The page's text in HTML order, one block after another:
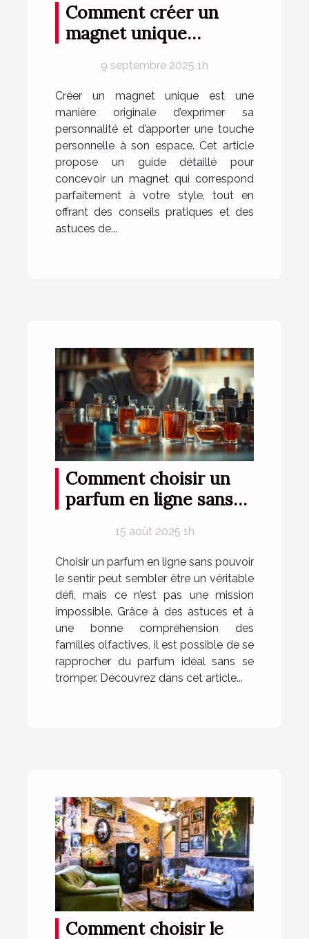
Comment créer un
magnet unique
votre style ?
9 septembre 2025 1h
Créer un magnet unique est une
manière originale d’exprimer sa
personnalité et d’apporter une touche
personnelle à son espace. Cet article
propose un guide détaillé pour
concevoir un magnet qui correspond
parfaitement à votre style, tout en
offrant des conseils pratiques et des
astuces de...
Comment choisir un
parfum en ligne sans
15 août 2025 1h
Choisir un parfum en ligne sans pouvoir
le sentir peut sembler être un véritable
défi, mais ce n’est pas une mission
impossible. Grâce à des astuces et à
une bonne compréhension des
familles olfactives, il est possible de se
rapprocher du parfum idéal sans se
tromper. Découvrez dans cet article...
Comment choisir le